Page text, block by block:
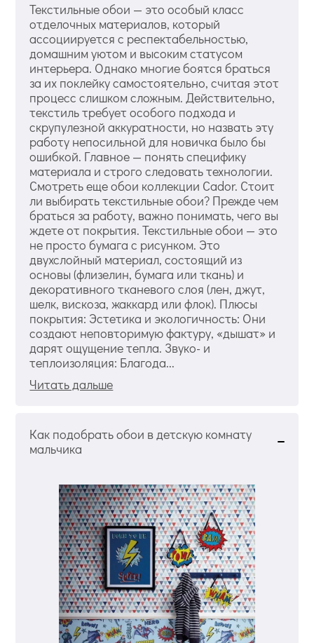
Текстильные обои — это особый класс
отделочных материалов, который
ассоциируется с респектабельностью,
домашним уютом и высоким статусом
интерьера. Однако многие боятся браться
за их поклейку самостоятельно, считая этот
процесс слишком сложным. Действительно,
текстиль требует особого подхода и
скрупулезной аккуратности, но назвать эту
работу непосильной для новичка было бы
ошибкой. Главное — понять специфику
материала и строго следовать технологии.
Смотреть еще обои коллекции Cador. Стоит
ли выбирать текстильные обои? Прежде чем
браться за работу, важно понимать, чего вы
ждете от покрытия. Текстильные обои — это
не просто бумага с рисунком. Это
двухслойный материал, состоящий из
основы (флизелин, бумага или ткань) и
декоративного тканевого слоя (лен, джут,
шелк, вискоза, жаккард или флок). Плюсы
покрытия: Эстетика и экологичность: Они
создают неповторимую фактуру, «дышат» и
дарят ощущение тепла. Звуко- и
теплоизоляция: Благода...
Читать дальше
Как подобрать обои в детскую комнату
мальчика